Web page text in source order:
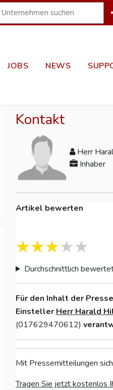
JOBS NEWS
Kontakt
Herr
Inhaber
Artikel bewerten
Durchschnittlich
Für den Inhalt der
Einsteller Herr Harald
(017629470612)
Mit Pressemitteilungen
Tragen Sie jetzt kostenlos